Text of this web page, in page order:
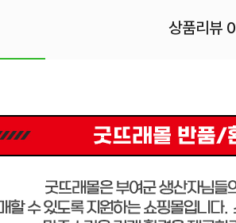
상품리뷰 0